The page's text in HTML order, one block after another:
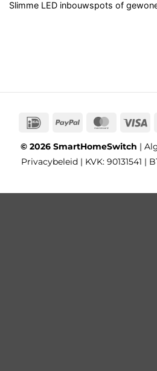
Slimme LED inbouwspots of
IDeal PayPal
© 2026 SmartHomeSwitch |
Privacybeleid | KVK: 90131541 |